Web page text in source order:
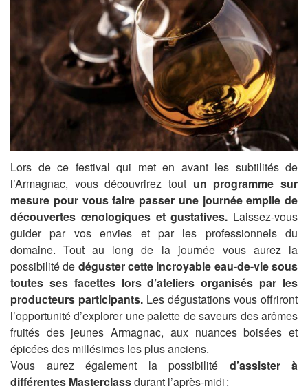
Lors de ce festival qui met en avant les subtilités de
l’Armagnac, vous découvrirez tout un programme sur
mesure pour vous faire passer une journée emplie de
découvertes œnologiques et gustatives. Laissez-vous
guider par vos envies et par les professionnels du
domaine. Tout au long de la journée vous aurez la
possibilité de déguster cette incroyable eau-de-vie sous
toutes ses facettes lors d’ateliers organisés par les
producteurs participants. Les dégustations vous offriront
l’opportunité d’explorer une palette de saveurs des arômes
fruités des jeunes Armagnac, aux nuances boisées et
épicées des millésimes les plus anciens.
Vous aurez également la possibilité d’assister à
différentes Masterclassdurant l’après-midi :